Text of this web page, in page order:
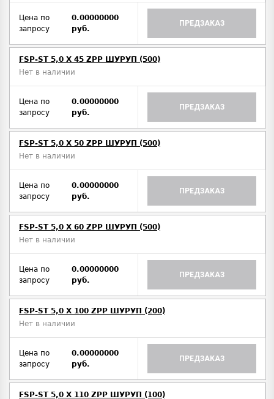
Цена по
запросу
0.00000000
руб.
ПРЕДЗАКАЗ
FSP-ST 5,0 X 45 ZPP ШУРУП (500)
Нет в наличии
Цена по
запросу
0.00000000
руб.
ПРЕДЗАКАЗ
FSP-ST 5,0 X 50 ZPP ШУРУП (500)
Нет в наличии
Цена по
запросу
0.00000000
руб.
ПРЕДЗАКАЗ
FSP-ST 5,0 X 60 ZPP ШУРУП (500)
Нет в наличии
Цена по
запросу
0.00000000
руб.
ПРЕДЗАКАЗ
FSP-ST 5,0 X 100 ZPP ШУРУП (200)
Нет в наличии
Цена по
запросу
0.00000000
руб.
ПРЕДЗАКАЗ
FSP-ST 5,0 X 110 ZPP ШУРУП (100)